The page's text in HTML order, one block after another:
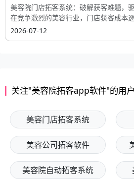
解锁美容院拓客新密码：美容院拓客
场中，美容院拓客成为众多经营者面临的
2026-07-23
2026-07-18
美容院门店拓客系统：TopN对比，
美容院门店拓客系统：破解获客难题，
在竞争激烈的美容行业，门店获客成本